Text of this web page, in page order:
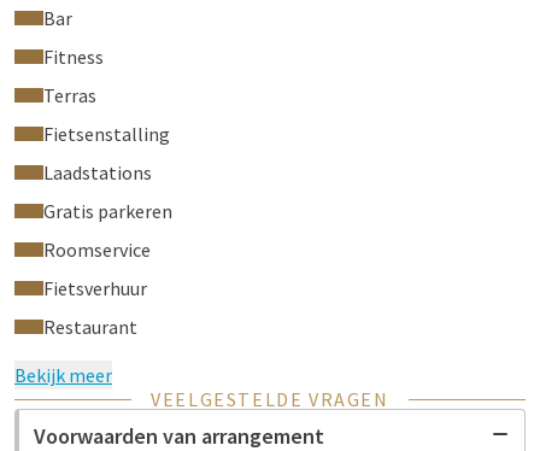
Bar
Fitness
Terras
Fietsenstalling
Laadstations
Gratis parkeren
Roomservice
Fietsverhuur
Restaurant
Bekijk meer
VEELGESTELDE VRAGEN
Voorwaarden van arrangement